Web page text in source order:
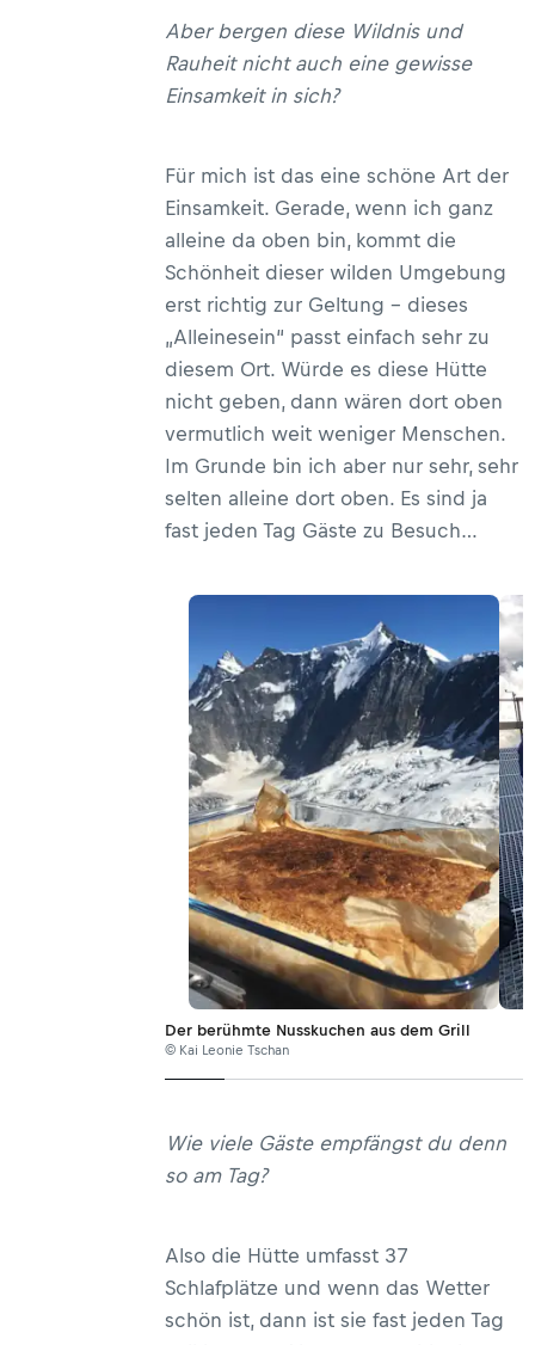
Aber bergen diese Wildnis und
Rauheit nicht auch eine gewisse
Einsamkeit in sich?
Für mich ist das eine schöne Art der
Einsamkeit. Gerade, wenn ich ganz
alleine da oben bin, kommt die
Schönheit dieser wilden Umgebung
erst richtig zur Geltung – dieses
„Alleinesein“ passt einfach sehr zu
diesem Ort. Würde es diese Hütte
nicht geben, dann wären dort oben
vermutlich weit weniger Menschen.
Im Grunde bin ich aber nur sehr, sehr
selten alleine dort oben. Es sind ja
fast jeden Tag Gäste zu Besuch…
Der berühmte Nusskuchen aus dem Grill
© Kai Leonie Tschan
Wie viele Gäste empfängst du denn
so am Tag?
Also die Hütte umfasst 37
Schlafplätze und wenn das Wetter
schön ist, dann ist sie fast jeden Tag